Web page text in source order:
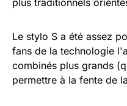
plus traditionnels
Le stylo S a été assez
fans de la technologie
combinés plus grands
permettre à la fente de